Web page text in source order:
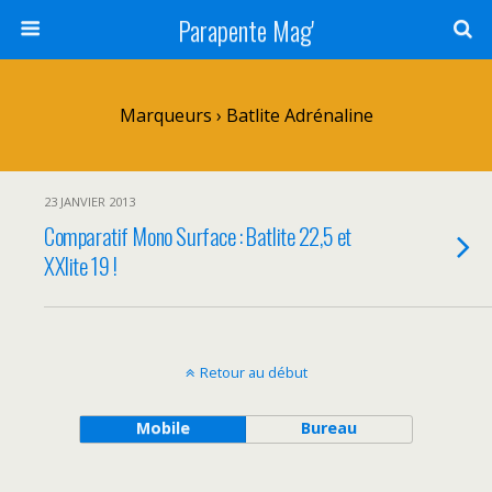
Parapente Mag'
Marqueurs › Batlite Adrénaline
23 JANVIER 2013
Comparatif Mono Surface : Batlite 22,5 et
XXlite 19 !
Retour au début
Mobile Bureau